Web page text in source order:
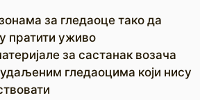
за гледаоце тако да
пратити уживо
за састанак возача
гледаоцима који нису